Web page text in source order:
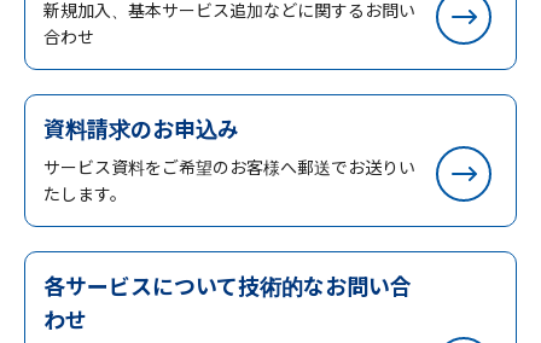
新規加入、基本サービス追加などに関するお問い
合わせ
資料請求のお申込み
サービス資料をご希望のお客様へ郵送でお送りい
たします。
各サービスについて技術的なお問い合
わせ